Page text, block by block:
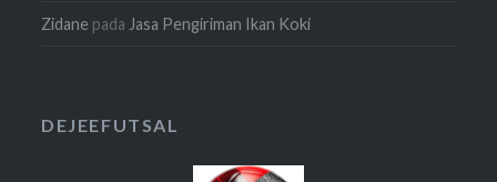
Zidane pada Jasa Pengiriman Ikan Koki
DEJEEFUTSAL